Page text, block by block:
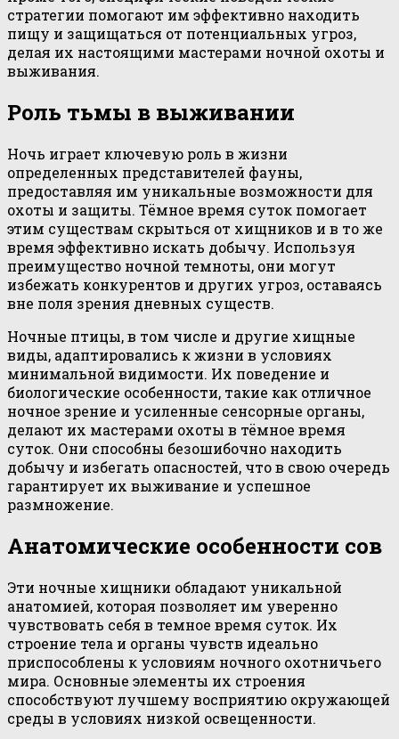
стратегии помогают им эффективно находить
пищу и защищаться от потенциальных угроз,
делая их настоящими мастерами ночной охоты и
выживания.
Роль тьмы в выживании
Ночь играет ключевую роль в жизни
определенных представителей фауны,
предоставляя им уникальные возможности для
охоты и защиты. Тёмное время суток помогает
этим существам скрыться от хищников и в то же
время эффективно искать добычу. Используя
преимущество ночной темноты, они могут
избежать конкурентов и других угроз, оставаясь
вне поля зрения дневных существ.
Ночные птицы, в том числе и другие хищные
виды, адаптировались к жизни в условиях
минимальной видимости. Их поведение и
биологические особенности, такие как отличное
ночное зрение и усиленные сенсорные органы,
делают их мастерами охоты в тёмное время
суток. Они способны безошибочно находить
добычу и избегать опасностей, что в свою очередь
гарантирует их выживание и успешное
размножение.
Анатомические особенности сов
Эти ночные хищники обладают уникальной
анатомией, которая позволяет им уверенно
чувствовать себя в темное время суток. Их
строение тела и органы чувств идеально
приспособлены к условиям ночного охотничьего
мира. Основные элементы их строения
способствуют лучшему восприятию окружающей
среды в условиях низкой освещенности.